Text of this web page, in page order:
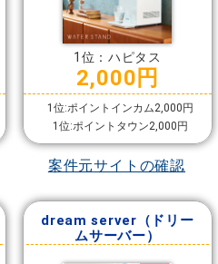
1位：ハピタス
2,000円
1位:ポイントインカム2,000円
1位:ポイントタウン2,000円
案件元サイトの確認
dream server（ドリー
ムサーバー）